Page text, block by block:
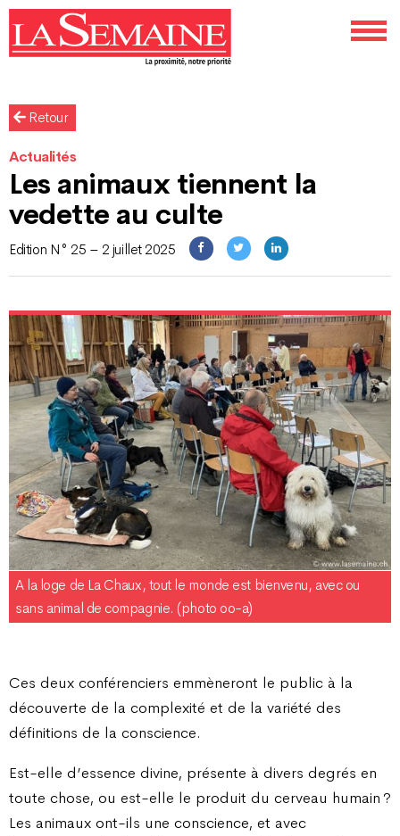
Retour
Actualités
Les animaux tiennent la
vedette au culte
Edition N° 25 – 2 juillet 2025
A la loge de La Chaux, tout le monde est bienvenu, avec ou
sans animal de compagnie. (photo oo-a)
Ces deux conférenciers emmèneront le public à la
découverte de la complexité et de la variété des
définitions de la conscience.
Est-elle d’essence divine, présente à divers degrés en
toute chose, ou est-elle le produit du cerveau humain ?
Les animaux ont-ils une conscience, et avec